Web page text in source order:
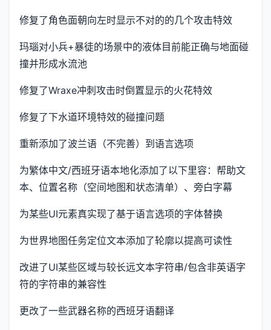
修复了角色面朝向左时显示不对的的几个攻击特效
玛瑙对小兵+暴徒的场景中的液体目前能正确与地面碰
撞并形成水流池
修复了Wraxe冲刺攻击时倒置显示的火花特效
修复了下水道环境特效的碰撞问题
重新添加了波兰语（不完善）到语言选项
为繁体中文/西班牙语本地化添加了以下里容：帮助文
本、位置名称（空间地图和状态清单）、旁白字幕
为某些UI元素真实现了基于语言选项的字体替换
为世界地图任务定位文本添加了轮廓以提高可读性
改进了UI某些区域与较长远文本字符串/包含非英语字
符的字符串的兼容性
更改了一些武器名称的西班牙语翻译